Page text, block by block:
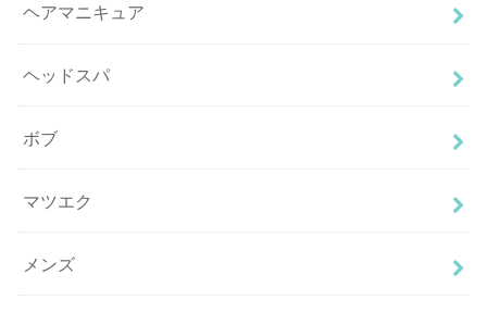
ヘアマニキュア
ヘッドスパ
ボブ
マツエク
メンズ